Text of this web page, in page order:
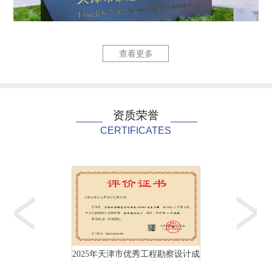
六里庄220kV输变... 泰达国际
查看更多
资质荣誉
CERTIFICATES
2025年天津市优秀工程勘察设计成2025年天津市优秀